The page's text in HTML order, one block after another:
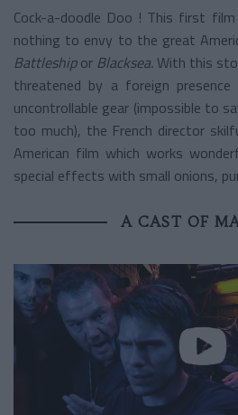
Cock-a-doodle Doo ! This first
nothing to envy to the great
Battleship or Blacksea. With this
threatened by a foreign
uncontrollable gear (impossible to
too much), the French director
American film which works
special effects with small onions,
A CAST OF